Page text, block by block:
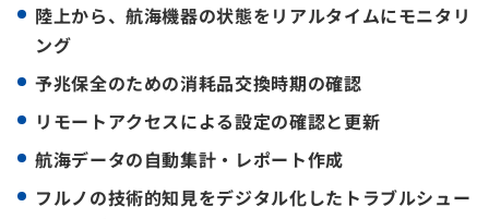
陸上から、航海機器の状態をリアルタイムにモニタリ
ング
予兆保全のための消耗品交換時期の確認
リモートアクセスによる設定の確認と更新
航海データの自動集計・レポート作成
フルノの技術的知見をデジタル化したトラブルシュー